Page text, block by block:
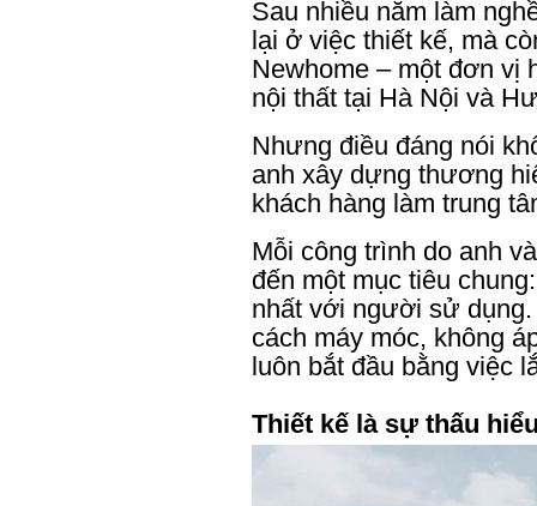
Sau nhiều năm làm
lại ở việc thiết kế, mà
Newhome – một đơn vị
nội thất tại Hà Nội và
Nhưng điều đáng nói
anh xây dựng thương
khách hàng làm trung
Mỗi công trình do anh
đến một mục tiêu
nhất với người sử
cách máy móc, không
luôn bắt đầu bằng việc
Thiết kế là sự thấu